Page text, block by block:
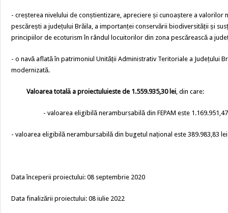
- creșterea nivelului de conștientizare, apreciere și cunoaștere a valorilor
pescărești a județului Brăila, a importanței conservării biodiversității și
principiilor de ecoturism în rândul locuitorilor din zona pescărească a
- o navă aflată în patrimoniul Unității Administrativ Teritoriale a Județului
modernizată.
Valoarea totală a proiectuluieste de 1.559.935,30 lei, din care:
- valoarea eligibilă nerambursabilă din FEPAM este 1.169.951,47
- valoarea eligibilă nerambursabilă din bugetul național este 389.983,83 lei
Data începerii proiectului: 08 septembrie 2020
Data finalizării proiectului: 08 iulie 2022